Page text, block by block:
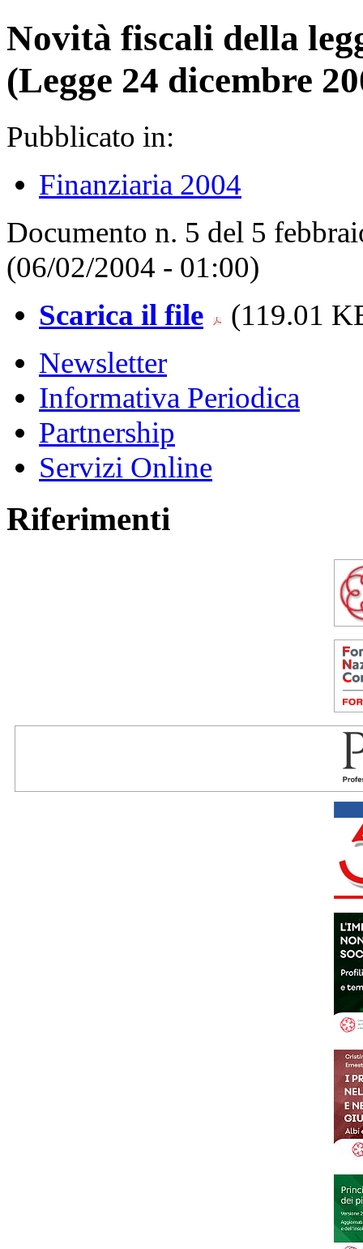
Novità fiscali della
(Legge 24 dicembre
Pubblicato in:
Finanziaria 2004
Documento n. 5 del 5
(06/02/2004 - 01:00)
Scarica il file
(119.01
Newsletter
Informativa Periodica
Partnership
Servizi Online
Riferimenti